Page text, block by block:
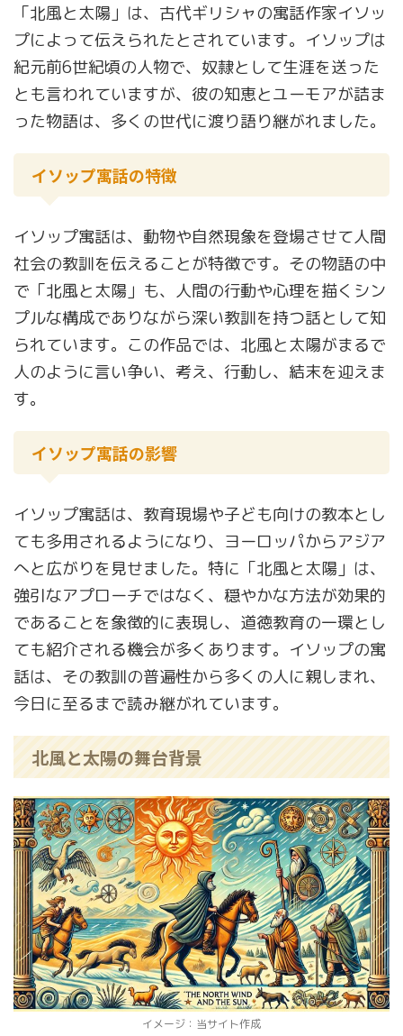
「北風と太陽」は、古代ギリシャの寓話作家イソッ
プによって伝えられたとされています。イソップは
紀元前6世紀頃の人物で、奴隷として生涯を送った
とも言われていますが、彼の知恵とユーモアが詰ま
った物語は、多くの世代に渡り語り継がれました。
イソップ寓話の特徴
イソップ寓話は、動物や自然現象を登場させて人間
社会の教訓を伝えることが特徴です。その物語の中
で「北風と太陽」も、人間の行動や心理を描くシン
プルな構成でありながら深い教訓を持つ話として知
られています。この作品では、北風と太陽がまるで
人のように言い争い、考え、行動し、結末を迎えま
す。
イソップ寓話の影響
イソップ寓話は、教育現場や子ども向けの教本とし
ても多用されるようになり、ヨーロッパからアジア
へと広がりを見せました。特に「北風と太陽」は、
強引なアプローチではなく、穏やかな方法が効果的
であることを象徴的に表現し、道徳教育の一環とし
ても紹介される機会が多くあります。イソップの寓
話は、その教訓の普遍性から多くの人に親しまれ、
今日に至るまで読み継がれています。
北風と太陽の舞台背景
イメージ：当サイト作成